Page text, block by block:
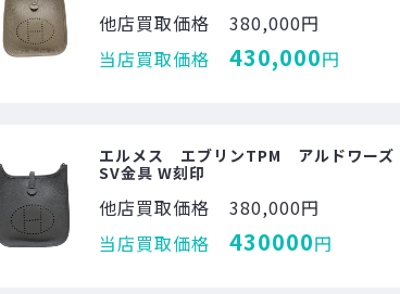
他店買取価格
380,000円
当店買取価格
430,000円
エルメス エブリンTPM アルドワーズ
SV金具 W刻印
他店買取価格
380,000円
当店買取価格
430000円